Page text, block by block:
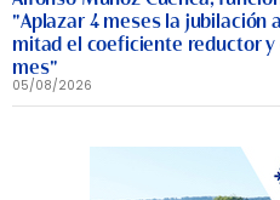
"Aplazar 4 meses la jubilación
mitad el coeficiente reductor
mes"
05/08/2026